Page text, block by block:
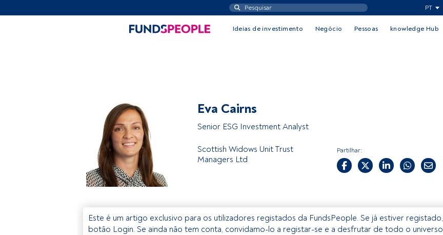
PT
Ideias de investimento Negócio Pessoas knowledge Hub
Eva Cairns
Senior ESG Investment Analyst
Scottish Widows Unit Trust
Managers Ltd
Partilhar:
Este é um artigo exclusivo para os utilizadores registados da FundsPeople. Se já estiver
botão Login. Se ainda não tem conta, convidamo-lo a registar-se e a desfrutar de todo o